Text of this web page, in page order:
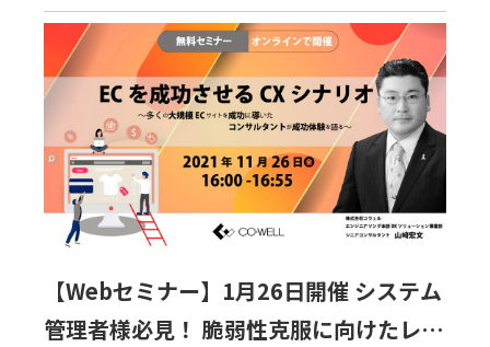
【Webセミナー】1月26日開催 システム
管理者様必見！ 脆弱性克服に向けたレガ